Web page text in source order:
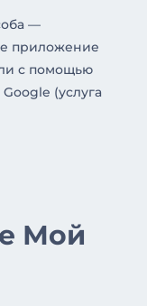
—
приложение
с помощью
(услуга
Мой